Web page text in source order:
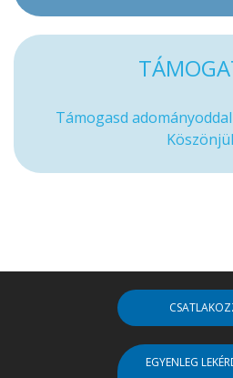
Támogasd
EGYENLEG